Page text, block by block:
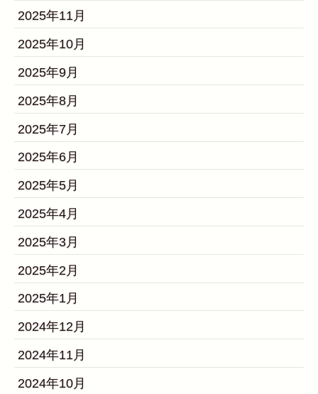
2025年11月
2025年10月
2025年9月
2025年8月
2025年7月
2025年6月
2025年5月
2025年4月
2025年3月
2025年2月
2025年1月
2024年12月
2024年11月
2024年10月